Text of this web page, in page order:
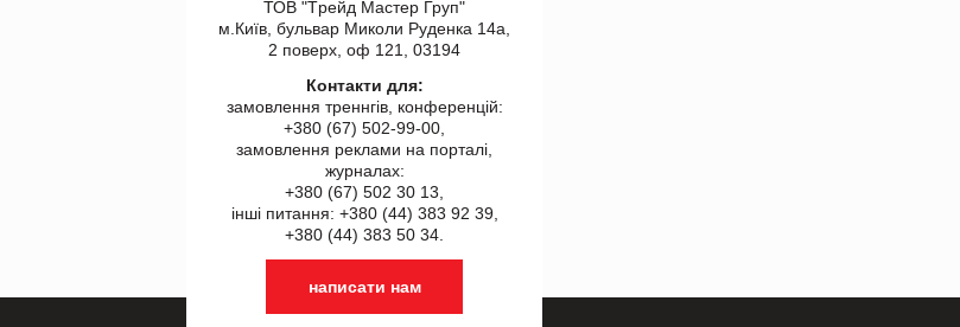
ТОВ "Tрейд Мастер Груп"
м.Київ, бульвар Миколи Руденка 14а,
2 поверх, оф 121, 03194
Контакти для:
замовлення треннгів, конференцій:
+380 (67) 502-99-00,
замовлення реклами на порталі,
журналах:
+380 (67) 502 30 13,
інші питання: +380 (44) 383 92 39,
+380 (44) 383 50 34.
написати нам